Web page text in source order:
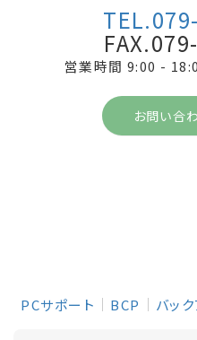
営業時間 9:00 -
お問い合
PCサポート BCP バッ